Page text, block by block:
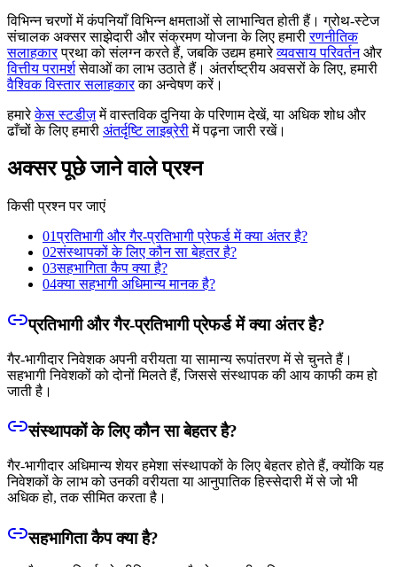
विभिन्न चरणों में कंपनियाँ विभिन्न क्षमताओं से लाभान्वित होती हैं। ग्रोथ-स्टेज
संचालक अक्सर साझेदारी और संक्रमण योजना के लिए हमारीरणनीतिक
सलाहकारप्रथा को संलग्न करते हैं, जबकि उद्यम हमारेव्यवसाय परिवर्तनऔर
वित्तीय परामर्शसेवाओं का लाभ उठाते हैं। अंतर्राष्ट्रीय अवसरों के लिए, हमारी
वैश्विक विस्तार सलाहकारका अन्वेषण करें।
हमारेकेस स्टडीज़में वास्तविक दुनिया के परिणाम देखें, या अधिक शोध और
ढाँचों के लिए हमारी अंतर्दृष्टि लाइब्रेरीमें पढ़ना जारी रखें।
अक्सर पूछे जाने वाले प्रश्न
किसी प्रश्न पर जाएं
01प्रतिभागी और गैर-प्रतिभागी प्रेफर्ड में क्या अंतर है?
02संस्थापकों के लिए कौन सा बेहतर है?
03सहभागिता कैप क्या है?
04क्या सहभागी अधिमान्य मानक है?
प्रतिभागी और गैर-प्रतिभागी प्रेफर्ड में क्या अंतर है?
गैर-भागीदार निवेशक अपनी वरीयता या सामान्य रूपांतरण में से चुनते हैं।
सहभागी निवेशकों को दोनों मिलते हैं, जिससे संस्थापक की आय काफी कम हो
जाती है।
संस्थापकों के लिए कौन सा बेहतर है?
गैर-भागीदार अधिमान्य शेयर हमेशा संस्थापकों के लिए बेहतर होते हैं, क्योंकि यह
निवेशकों के लाभ को उनकी वरीयता या आनुपातिक हिस्सेदारी में से जो भी
अधिक हो, तक सीमित करता है।
सहभागिता कैप क्या है?